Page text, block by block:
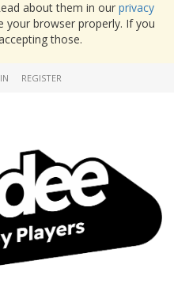
about them in our privacy
your browser properly. If you
those.
REGISTER